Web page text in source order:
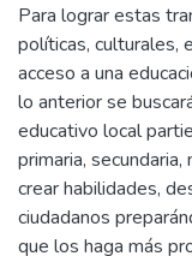
Para lograr estas
políticas, culturales,
acceso a una
lo anterior se
educativo local
primaria,
crear habilidades,
ciudadanos
que los haga más